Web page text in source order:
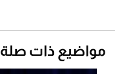
مواضيع ذات صلة